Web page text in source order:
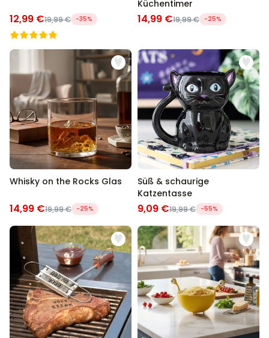
12,99 €19,99 € -35%
Küchentimer
14,99 €19,99 € -25%
Whisky on the Rocks Glas
14,99 €19,99 € -25%
Süß & schaurige
Katzentasse
9,09 €19,99 € -55%